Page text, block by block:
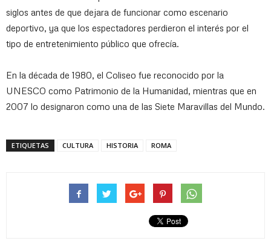
siglos antes de que dejara de funcionar como escenario
deportivo, ya que los espectadores perdieron el interés por el
tipo de entretenimiento público que ofrecía.
En la década de 1980, el Coliseo fue reconocido por la
UNESCO como Patrimonio de la Humanidad, mientras que en
2007 lo designaron como una de las Siete Maravillas del Mundo.
ETIQUETAS CULTURA HISTORIA ROMA